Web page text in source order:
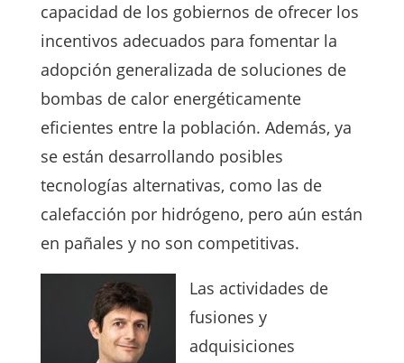
capacidad de los gobiernos de ofrecer los
incentivos adecuados para fomentar la
adopción generalizada de soluciones de
bombas de calor energéticamente
eficientes entre la población. Además, ya
se están desarrollando posibles
tecnologías alternativas, como las de
calefacción por hidrógeno, pero aún están
en pañales y no son competitivas.
Las actividades de
fusiones y
adquisiciones